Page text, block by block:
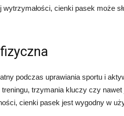
cienki pasek może
podczas uprawiania sportu i
trzymania kluczy czy
cienki pasek jest wygodny w